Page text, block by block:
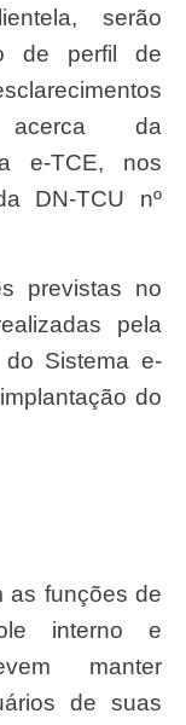
serão
de perfil de
da
e-TCE, nos
DN-TCU nº
pela
Sistema e-
do
interno e
manter
de suas